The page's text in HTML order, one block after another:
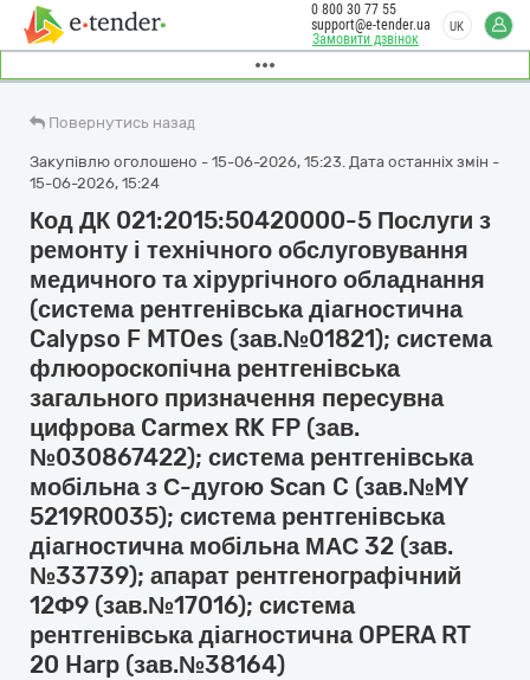
Замовити дзвінок
0 800 30 77 55
support@e-tender.ua
UK
Повернутись назад
Закупівлю оголошено - 15-06-2026, 15:23. Дата останніх змін -
15-06-2026, 15:24
Код ДК 021:2015:50420000-5 Послуги з
ремонту і технічного обслуговування
медичного та хірургічного обладнання
(система рентгенівська діагностична
Calypso F MTOes (зав.№01821); система
флюороскопічна рентгенівська
загального призначення пересувна
цифрова Carmex RK FP (зав.
№030867422); система рентгенівська
мобільна з С-дугою Scan C (зав.№MY
5219R0035); система рентгенівська
діагностична мобільна МАС 32 (зав.
№33739); апарат рентгенографічний
12Ф9 (зав.№17016); система
рентгенівська діагностична OPERA RT
20 Harp (зав.№38164)